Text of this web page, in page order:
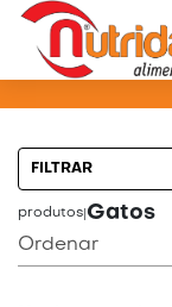
FILTRAR
produtos Gatos
Ordenar